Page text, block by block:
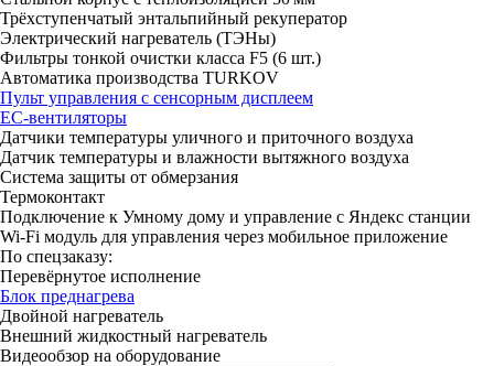
Трёхступенчатый энтальпийный рекуператор
Электрический нагреватель (ТЭНы)
Фильтры тонкой очистки класса F5 (6 шт.)
Автоматика производства TURKOV
Пульт управления с сенсорным дисплеем
ЕС-вентиляторы
Датчики температуры уличного и приточного воздуха
Датчик температуры и влажности вытяжного воздуха
Система защиты от обмерзания
Термоконтакт
Подключение к Умному дому и управление с Яндекс станции
Wi-Fi модуль для управления через мобильное приложение
По спецзаказу:
Перевёрнутое исполнение
Блок преднагрева
Двойной нагреватель
Внешний жидкостный нагреватель
Видеообзор на оборудование